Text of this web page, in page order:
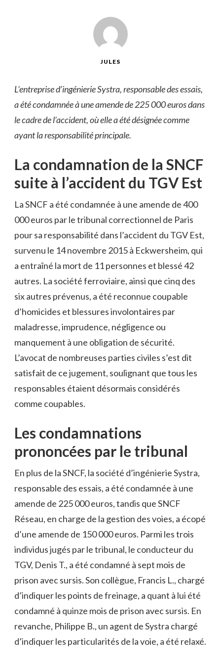
JULES
L’entreprise d’ingénierie Systra, responsable des essais,
a été condamnée à une amende de 225 000 euros dans
le cadre de l’accident, où elle a été désignée comme
ayant la responsabilité principale.
La condamnation de la SNCF
suite à l’accident du TGV Est
La SNCF a été condamnée à une amende de 400
000 euros par le tribunal correctionnel de Paris
pour sa responsabilité dans l’accident du TGV Est,
survenu le 14 novembre 2015 à Eckwersheim, qui
a entraîné la mort de 11 personnes et blessé 42
autres. La société ferroviaire, ainsi que cinq des
six autres prévenus, a été reconnue coupable
d’homicides et blessures involontaires par
maladresse, imprudence, négligence ou
manquement à une obligation de sécurité.
L’avocat de nombreuses parties civiles s’est dit
satisfait de ce jugement, soulignant que tous les
responsables étaient désormais considérés
comme coupables.
Les condamnations
prononcées par le tribunal
En plus de la SNCF, la société d’ingénierie Systra,
responsable des essais, a été condamnée à une
amende de 225 000 euros, tandis que SNCF
Réseau, en charge de la gestion des voies, a écopé
d’une amende de 150 000 euros. Parmi les trois
individus jugés par le tribunal, le conducteur du
TGV, Denis T., a été condamné à sept mois de
prison avec sursis. Son collègue, Francis L., chargé
d’indiquer les points de freinage, a quant à lui été
condamné à quinze mois de prison avec sursis. En
revanche, Philippe B., un agent de Systra chargé
d’indiquer les particularités de la voie, a été relaxé.